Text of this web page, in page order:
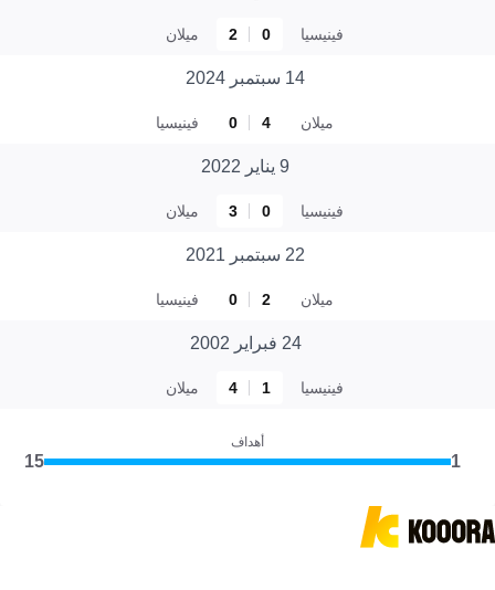
فينيسيا 0
2 ميلان
14 سبتمبر 2024
ميلان 4
0 فينيسيا
9 يناير 2022
فينيسيا 0
3 ميلان
22 سبتمبر 2021
ميلان 2
0 فينيسيا
24 فبراير 2002
فينيسيا 1
4 ميلان
أهداف
1
15